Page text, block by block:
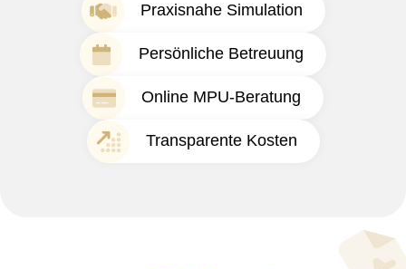
Praxisnahe Simulation
Persönliche Betreuung
Online MPU-Beratung
Transparente Kosten